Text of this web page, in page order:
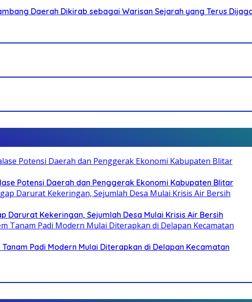
Daerah Dikirab sebagai Warisan Sejarah yang Terus
Potensi Daerah dan Penggerak Ekonomi Kabupaten Blitar
Darurat Kekeringan, Sejumlah Desa Mulai Krisis Air Bersih
Tanam Padi Modern Mulai Diterapkan di Delapan Kecamatan